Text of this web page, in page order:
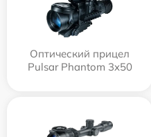
Оптический прицел
Pulsar Phantom 3x50